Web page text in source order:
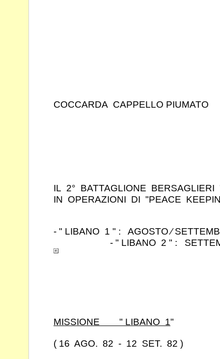
COCCARDA CAPPELLO PIUMATO
IL 2° BATTAGLIONE BERSAGLIERI
IN OPERAZIONI DI "PEACE
- " LIBANO 1 " : AGOSTO ⁄
- " LIBANO 2 " :
MISSIONE " LIBANO 1"
( 16 AGO. 82 - 12 SET. 82 )